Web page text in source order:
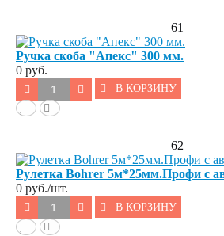
61
Ручка скоба "Апекс" 300 мм.
0 руб.
В КОРЗИНУ
62
Рулетка Bohrer 5м*25мм.Профи с
0 руб./шт.
В КОРЗИНУ